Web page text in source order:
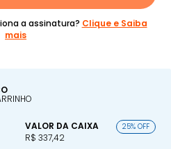
a assinatura? Clique e Saiba
mais
VALOR DA CAIXA
R$ 337,42
25% OFF